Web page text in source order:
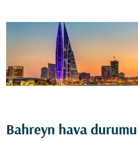
Bahreyn hava durumu